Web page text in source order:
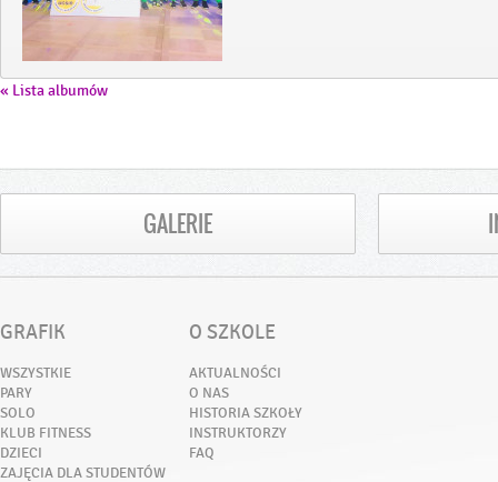
« Lista albumów
GALERIE
GRAFIK
WSZYSTKIE
PARY
SOLO
KLUB FITNESS
DZIECI
ZAJĘCIA DLA STUDENTÓW
O SZKOLE
AKTUALNOŚCI
O NAS
HISTORIA SZKOŁY
INSTRUKTORZY
FAQ